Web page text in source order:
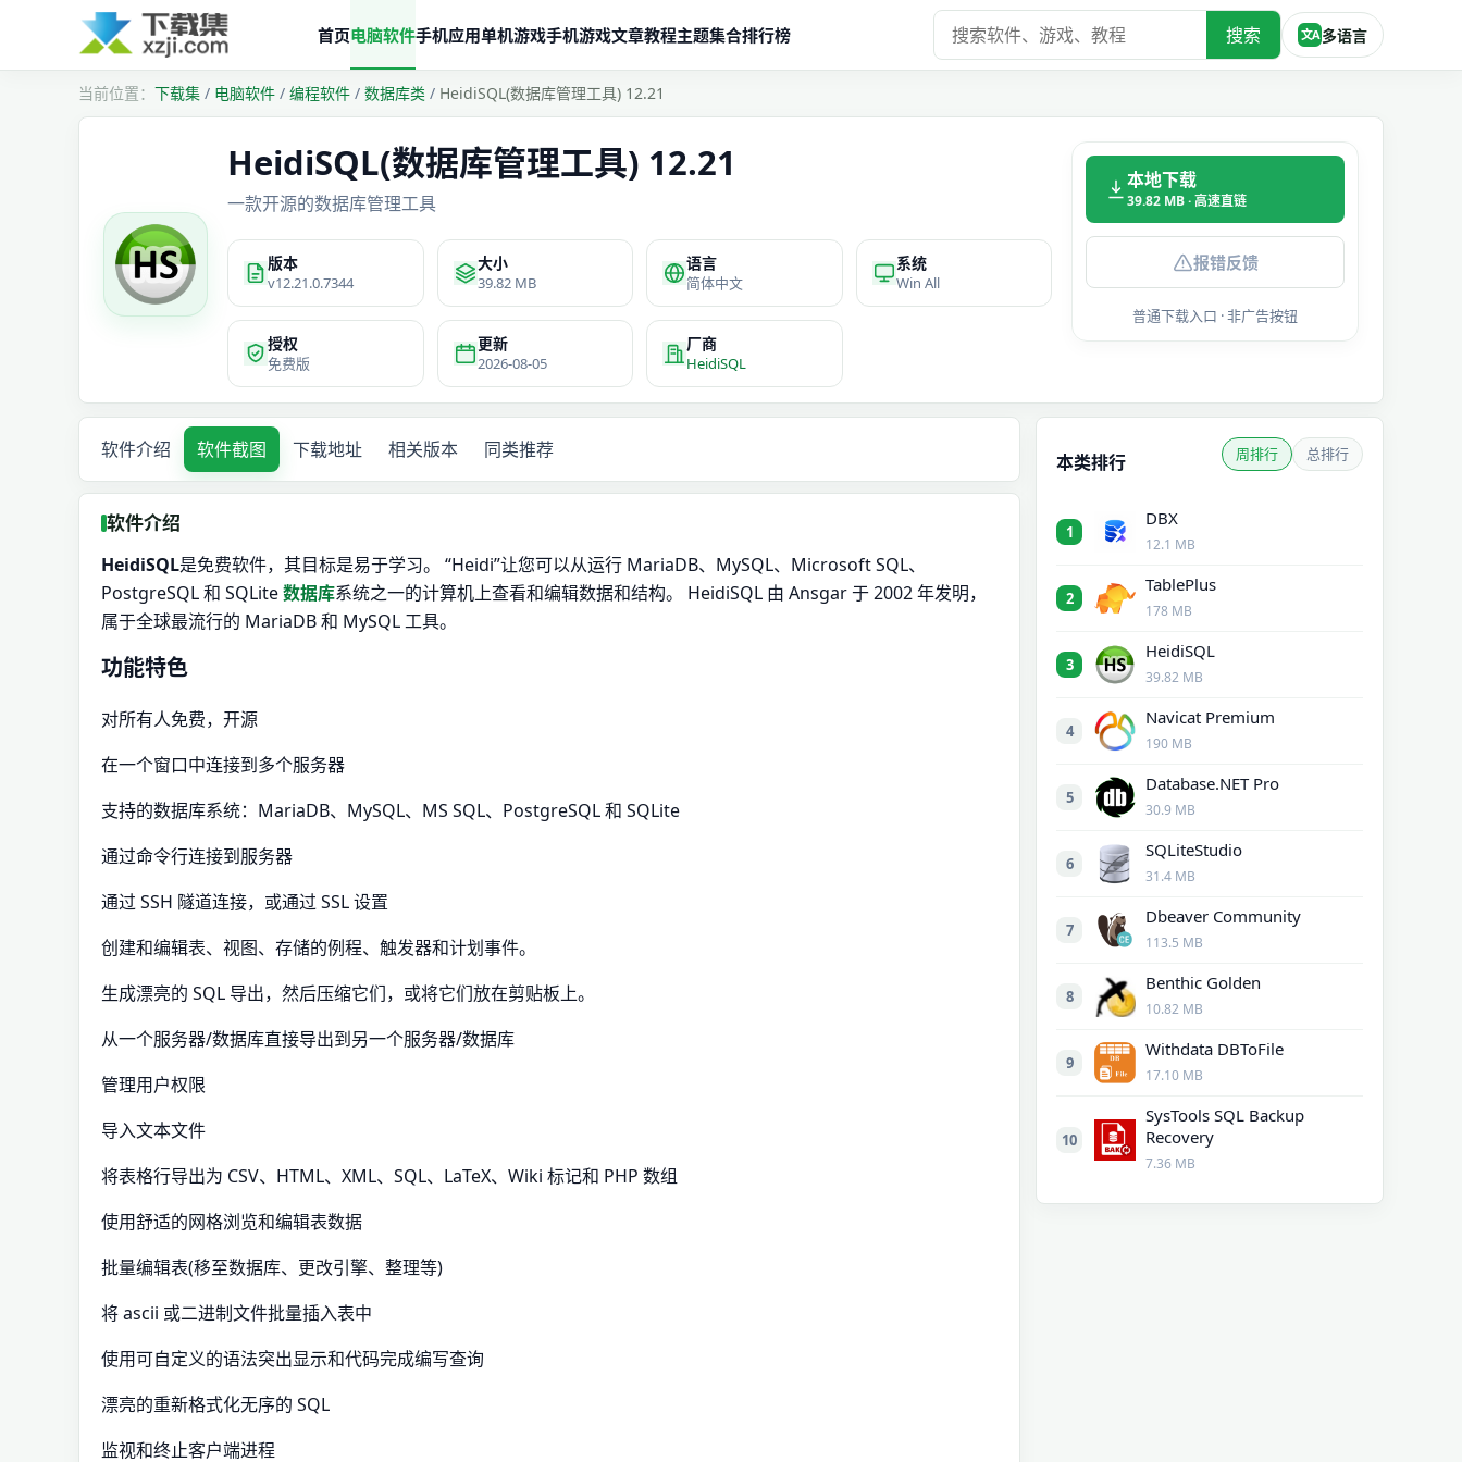
首页电脑软件手机应用单机游戏手机游戏文章教程主题集合排行榜 搜索 文A 多语言
下载集 / 电脑软件 / 编程软件 / 数据库类 / HeidiSQL(数据库管理工具) 12.21
HeidiSQL(数据库管理工具) 12.21
一款开源的数据库管理工具
版本
v12.21.0.7344
大小
39.82 MB
语言
简体中文
系统
Win All
授权
免费版
更新
2026-08-05
厂商
HeidiSQL
本地下载
39.82 MB · 高速直链
报错反馈
普通下载入口 · 非广告按钮
软件介绍 软件截图 下载地址 相关版本 同类推荐
软件介绍
HeidiSQL是免费软件，其目标是易于学习。 “Heidi”让您可以从运行 MariaDB、MySQL、Microsoft SQL、
PostgreSQL 和 SQLite数据库系统之一的计算机上查看和编辑数据和结构。 HeidiSQL 由 Ansgar 于 2002 年发明，
属于全球最流行的 MariaDB 和 MySQL 工具。
功能特色
对所有人免费，开源
在一个窗口中连接到多个服务器
支持的数据库系统：MariaDB、MySQL、MS SQL、PostgreSQL 和 SQLite
通过命令行连接到服务器
通过 SSH 隧道连接，或通过 SSL 设置
创建和编辑表、视图、存储的例程、触发器和计划事件。
生成漂亮的 SQL 导出，然后压缩它们，或将它们放在剪贴板上。
从一个服务器/数据库直接导出到另一个服务器/数据库
管理用户权限
导入文本文件
将表格行导出为 CSV、HTML、XML、SQL、LaTeX、Wiki 标记和 PHP 数组
使用舒适的网格浏览和编辑表数据
批量编辑表(移至数据库、更改引擎、整理等)
将 ascii 或二进制文件批量插入表中
使用可自定义的语法突出显示和代码完成编写查询
漂亮的重新格式化无序的 SQL
监视和终止客户端进程
本类排行 周排行 总排行
1
DBX
12.1 MB
2
TablePlus
178 MB
3
HeidiSQL
39.82 MB
4
Navicat Premium
190 MB
5
Database.NET Pro
30.9 MB
6
SQLiteStudio
31.4 MB
7
Dbeaver Community
113.5 MB
8
Benthic Golden
10.82 MB
9
Withdata DBToFile
17.10 MB
10
SysTools SQL Backup
Recovery
7.36 MB